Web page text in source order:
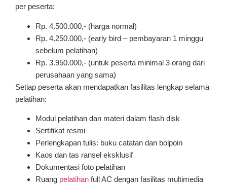
per peserta:
Rp. 4.500.000,- (harga normal)
Rp. 4.250.000,- (early bird – pembayaran 1 minggu
sebelum pelatihan)
Rp. 3.950.000,- (untuk peserta minimal 3 orang dari
perusahaan yang sama)
Setiap peserta akan mendapatkan fasilitas lengkap selama
pelatihan:
Modul pelatihan dan materi dalam flash disk
Sertifikat resmi
Perlengkapan tulis: buku catatan dan bolpoin
Kaos dan tas ransel eksklusif
Dokumentasi foto pelatihan
Ruang pelatihan full AC dengan fasilitas multimedia